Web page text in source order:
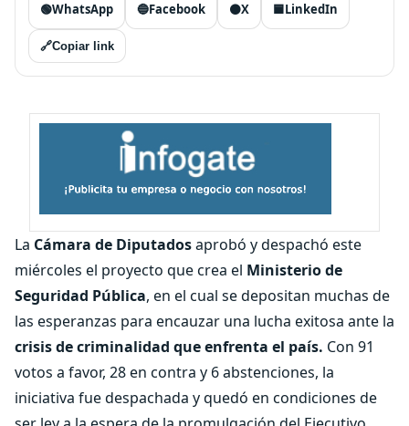
🟢WhatsApp 🔵Facebook ⚫X 🟦LinkedIn
🔗Copiar link
La Cámara de Diputadosaprobó y despachó este
miércoles el proyecto que crea el Ministerio de
Seguridad Pública, en el cual se depositan muchas de
las esperanzas para encauzar una lucha exitosa ante la
crisis de criminalidad que enfrenta el país. Con 91
votos a favor, 28 en contra y 6 abstenciones, la
iniciativa fue despachada y quedó en condiciones de